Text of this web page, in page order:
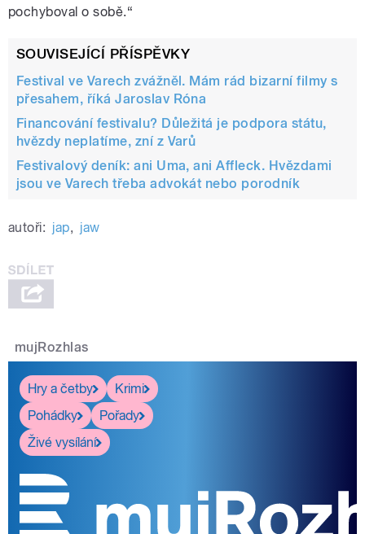
pochyboval o sobě.“
SOUVISEJÍCÍ PŘÍSPĚVKY
Festival ve Varech zvážněl. Mám rád bizarní filmy s
přesahem, říká Jaroslav Róna
Financování festivalu? Důležitá je podpora státu,
hvězdy neplatíme, zní z Varů
Festivalový deník: ani Uma, ani Affleck. Hvězdami
jsou ve Varech třeba advokát nebo porodník
autoři: jap, jaw
mujRozhlas
Hry a četby
Krimi
Pohádky
Pořady
Živé vysílání